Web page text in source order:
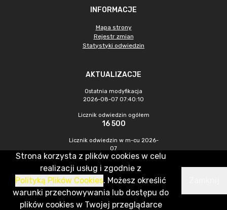
INFORMACJE
Mapa strony
Rejestr zmian
Statystyki odwiedzin
AKTUALIZACJE
Ostatnia modyfikacja
2026-08-07 07:40:10
Licznik odwiedzin ogółem
16 500
Licznik odwiedzin w m-cu 2026-
07
940
CMS & Hosting: Nefeni Sp. z o.o.
Strona korzysta z plików cookies w celu
realizacji usług i zgodnie z
Polityką Plików Cookies. Możesz określić
warunki przechowywania lub dostępu do
plików cookies w Twojej przeglądarce